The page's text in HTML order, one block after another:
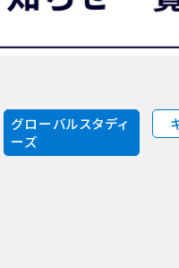
グローバルスタディ
ーズ